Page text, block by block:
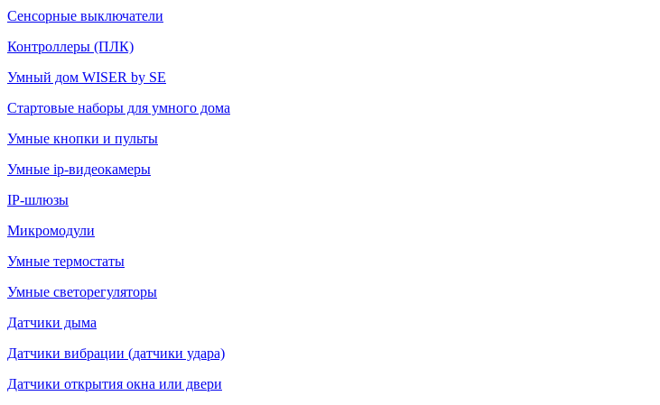
Сенсорные выключатели
Контроллеры (ПЛК)
Умный дом WISER by SE
Стартовые наборы для умного дома
Умные кнопки и пульты
Умные ip-видеокамеры
IP-шлюзы
Микромодули
Умные термостаты
Умные светорегуляторы
Датчики дыма
Датчики вибрации (датчики удара)
Датчики открытия окна или двери